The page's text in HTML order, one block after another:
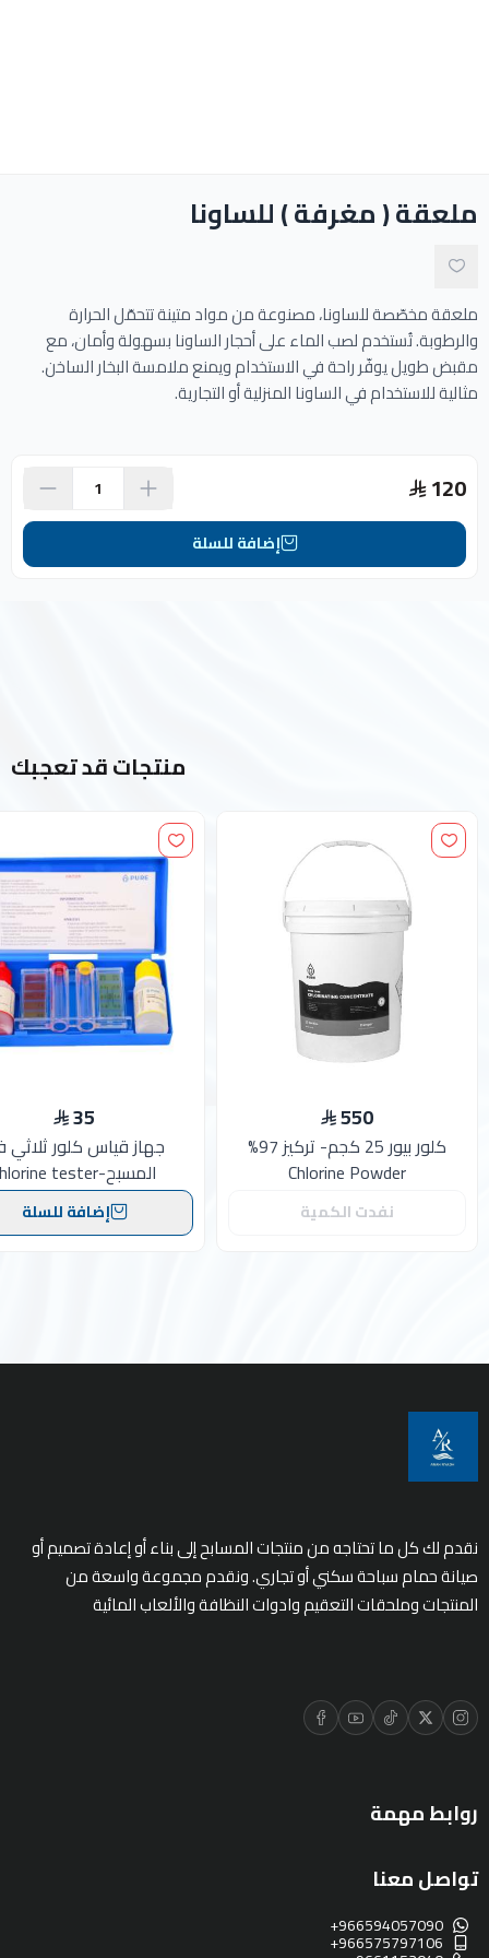
ملعقة ( مغرفة ) للساونا
ملعقة مخصّصة للساونا، مصنوعة من مواد متينة تتحمّل الحرارة
والرطوبة. تُستخدم لصب الماء على أحجار الساونا بسهولة وأمان، مع
مقبض طويل يوفّر راحة في الاستخدام ويمنع ملامسة البخار الساخن.
مثالية للاستخدام في الساونا المنزلية أو التجارية.
120
إضافة للسلة
منتجات قد تعجبك
550
كلور بيور 25 كجم- تركيز 97%
Chlorine Powder
نفدت الكمية
35
جهاز قياس كلور
المسبح-chlorine tester
إضافة للسلة
نقدم لك كل ما تحتاجه من منتجات المسابح إلى بناء أو إعادة تصميم أو
صيانة حمام سباحة سكني أو تجاري. ونقدم مجموعة واسعة من
المنتجات وملحقات التعقيم وادوات النظافة والألعاب المائية
روابط مهمة
تواصل معنا
+966594057090
+966575797106